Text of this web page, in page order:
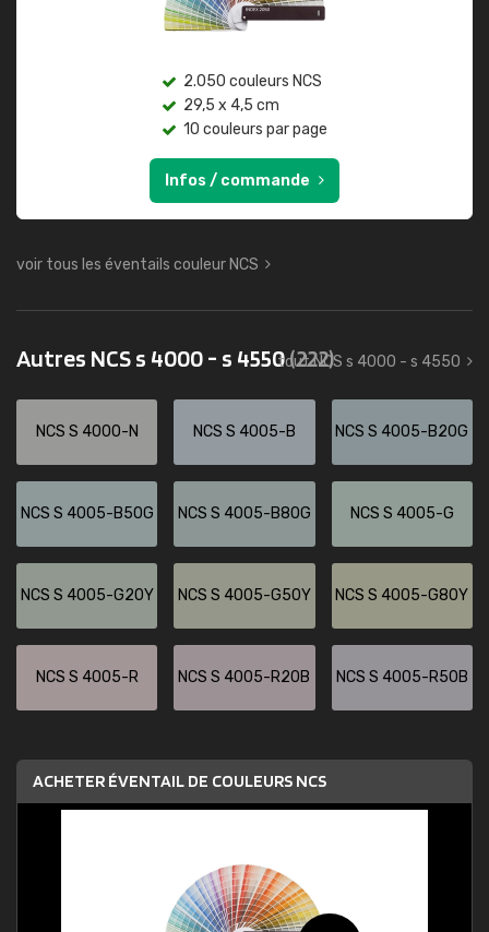
2.050 couleurs NCS
29,5 x 4,5 cm
10 couleurs par page
Infos / commande
voir tous les éventails couleur NCS
Autres NCS s 4000 - s 4550(222)
tout NCS s 4000 - s 4550
NCS S 4000-N NCS S 4005-B NCS S 4005-B20G
NCS S 4005-B50G NCS S 4005-B80G NCS S 4005-G
NCS S 4005-G20Y NCS S 4005-G50Y NCS S 4005-G80Y
NCS S 4005-R NCS S 4005-R20B NCS S 4005-R50B
ACHETER ÉVENTAIL DE COULEURS NCS